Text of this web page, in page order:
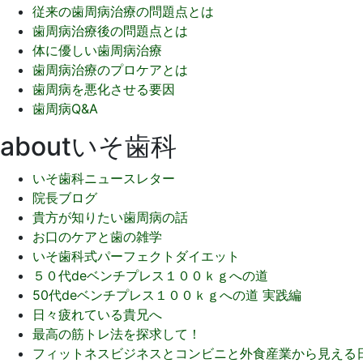
従来の歯周病治療の問題点とは
歯周病治療後の問題点とは
体に優しい歯周病治療
歯周病治療のプロケアとは
歯周病を悪化させる要因
歯周病Q&A
aboutいそ歯科
いそ歯科ニュースレター
院長ブログ
貴方が知りたい歯周病の話
お口のケアと歯の雑学
いそ歯科式パーフェクトダイエット
５０代deベンチプレス１００ｋｇへの道
50代deベンチプレス１００ｋｇへの道 実践編
日々疲れている貴兄へ
最高の筋トレ法を探求して！
フィットネスビジネスとコンビニと外食産業から見える